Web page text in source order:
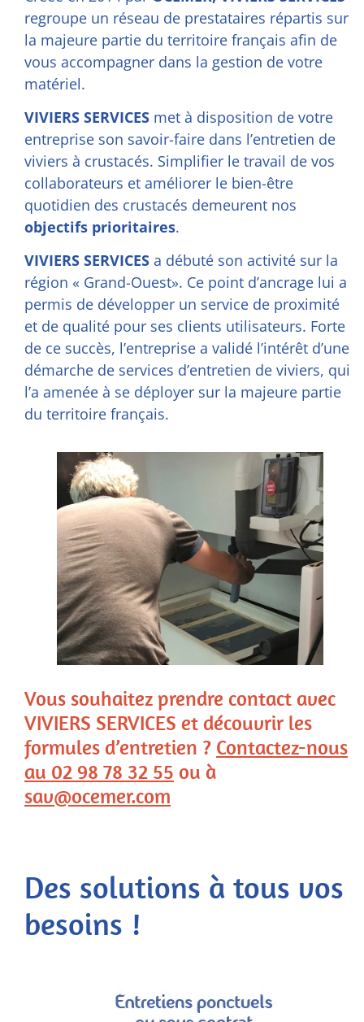
regroupe un réseau de prestataires répartis sur
la majeure partie du territoire français afin de
vous accompagner dans la gestion de votre
matériel.
VIVIERS SERVICES met à disposition de votre
entreprise son savoir-faire dans l’entretien de
viviers à crustacés. Simplifier le travail de vos
collaborateurs et améliorer le bien-être
quotidien des crustacés demeurent nos
objectifs prioritaires.
VIVIERS SERVICES a débuté son activité sur la
région « Grand-Ouest». Ce point d’ancrage lui a
permis de développer un service de proximité
et de qualité pour ses clients utilisateurs. Forte
de ce succès, l’entreprise a validé l’intérêt d’une
démarche de services d’entretien de viviers, qui
l’a amenée à se déployer sur la majeure partie
du territoire français.
Vous souhaitez prendre contact avec
VIVIERS SERVICES et découvrir les
formules d’entretien ? Contactez-nous
au 02 98 78 32 55 ou à
sav@ocemer.com
Des solutions à tous vos
besoins !